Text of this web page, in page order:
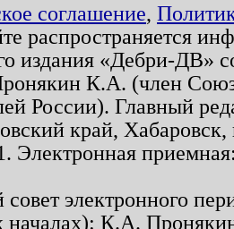
соглашение,
распространяется
издания «Дебри-ДВ»
К.А. (член
России). Главный
край,
Электронная
электронного
началах): К.А.